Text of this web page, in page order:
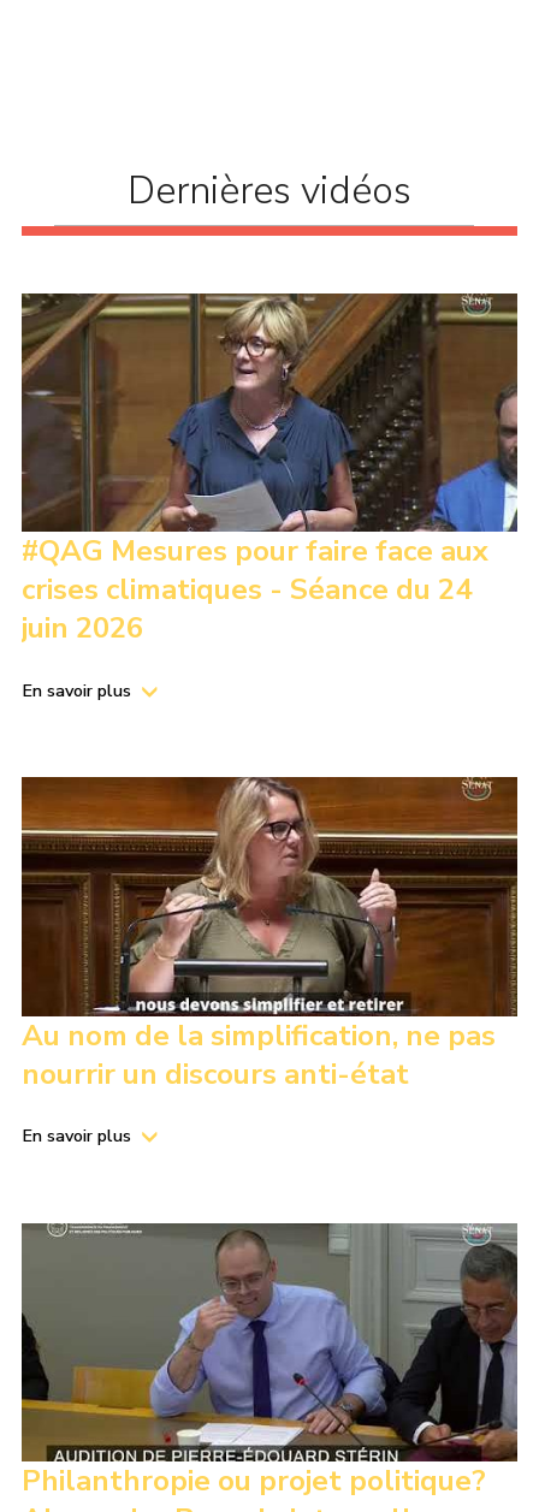
Dernières vidéos
#QAG Mesures pour faire face aux
crises climatiques - Séance du 24
juin 2026
En savoir plus
Au nom de la simplification, ne pas
nourrir un discours anti-état
En savoir plus
Philanthropie ou projet politique?